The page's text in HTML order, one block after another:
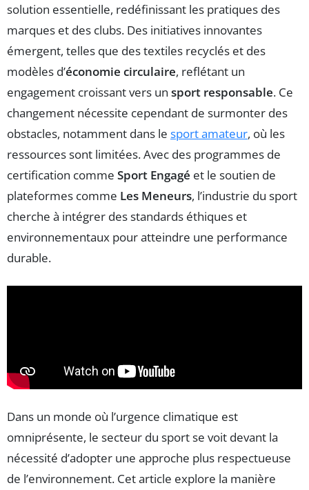
solution essentielle, redéfinissant les pratiques des
marques et des clubs. Des initiatives innovantes
émergent, telles que des textiles recyclés et des
modèles d’économie circulaire, reflétant un
engagement croissant vers un sport responsable. Ce
changement nécessite cependant de surmonter des
obstacles, notamment dans le sport amateur, où les
ressources sont limitées. Avec des programmes de
certification comme Sport Engagé et le soutien de
plateformes comme Les Meneurs, l’industrie du sport
cherche à intégrer des standards éthiques et
environnementaux pour atteindre une performance
durable.
Dans un monde où l’urgence climatique est
omniprésente, le secteur du sport se voit devant la
nécessité d’adopter une approche plus respectueuse
de l’environnement. Cet article explore la manière